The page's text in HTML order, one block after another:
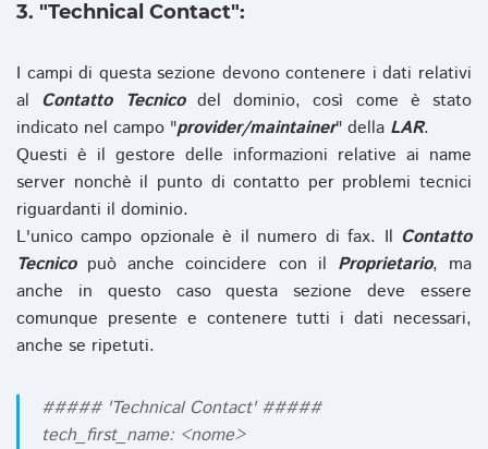
3. "Technical Contact":
I campi di questa sezione devono contenere i dati relativi
al Contatto Tecnicodel dominio, così come è stato
indicato nel campo "provider/maintainer" della LAR.
Questi è il gestore delle informazioni relative ai name
server nonchè il punto di contatto per problemi tecnici
riguardanti il dominio.
L'unico campo opzionale è il numero di fax. Il Contatto
Tecnicopuò anche coincidere con il Proprietario, ma
anche in questo caso questa sezione deve essere
comunque presente e contenere tutti i dati necessari,
anche se ripetuti.
##### 'Technical Contact' #####
tech_first_name: <nome>